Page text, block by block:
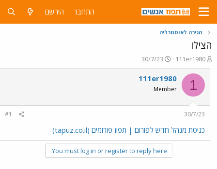
התחבר הירשם
הגירה לאוסטרליה
הצילו
פ
ו
ת
ח
ה
ש
א
111er1980
פ
ו
ר
ם
ר
ך
30/7/23
1
111er1980
Member
30/7/23
#1
כניסת מנהל חדש לפורום | תפוז פורומים (tapuz.co.il)
You must log in or register to reply here.